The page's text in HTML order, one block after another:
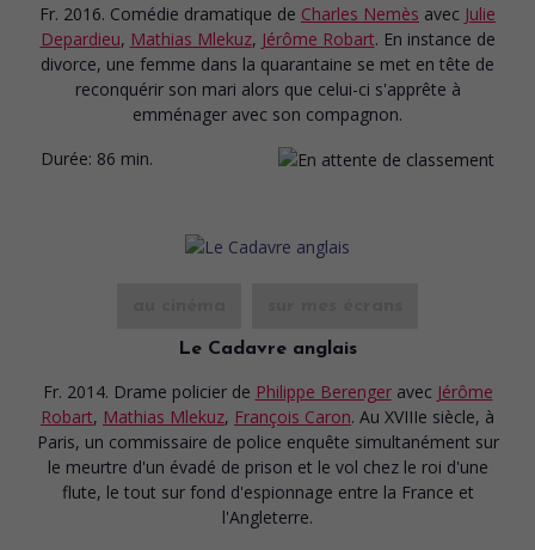
Fr. 2016. Comédie dramatique de Charles Nemès avec Julie
Depardieu, Mathias Mlekuz, Jérôme Robart. En instance de
divorce, une femme dans la quarantaine se met en tête de
reconquérir son mari alors que celui-ci s'apprête à
emménager avec son compagnon.
Durée: 86 min.
Le Cadavre anglais
Fr. 2014. Drame policier de Philippe Berenger avec Jérôme
Robart, Mathias Mlekuz, François Caron. Au XVIIIe siècle, à
Paris, un commissaire de police enquête simultanément sur
le meurtre d'un évadé de prison et le vol chez le roi d'une
flute, le tout sur fond d'espionnage entre la France et
l'Angleterre.